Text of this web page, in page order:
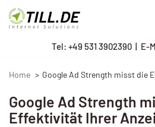
Zum
Tel: +49 531 3902390| E-
Home Google Ad Strength misst die
Google Ad Strength
Effektivität Ihrer